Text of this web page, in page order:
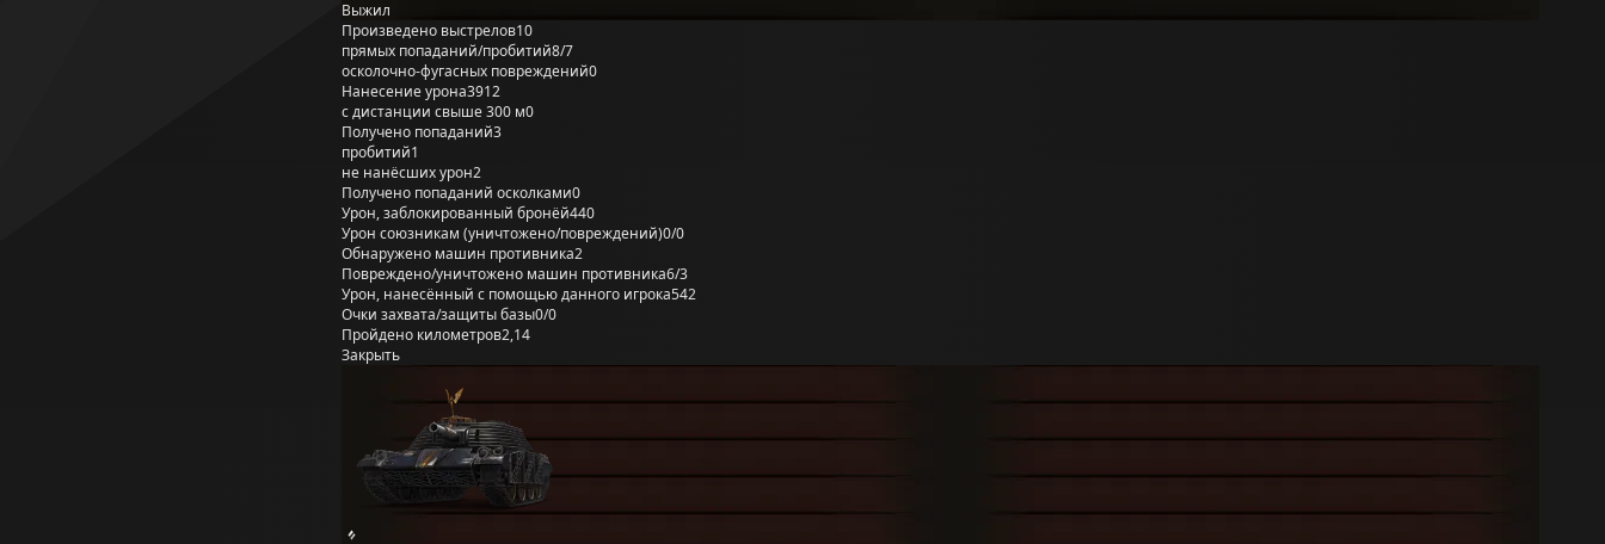
Выжил
Произведено выстрелов10
прямых попаданий/пробитий8/7
осколочно-фугасных повреждений0
Нанесение урона3912
с дистанции свыше 300 м0
Получено попаданий3
пробитий1
не нанёсших урон2
Получено попаданий осколками0
Урон, заблокированный бронёй440
Урон союзникам (уничтожено/повреждений)0/0
Обнаружено машин противника2
Повреждено/уничтожено машин противника6/3
Урон, нанесённый с помощью данного игрока542
Очки захвата/защиты базы0/0
Пройдено километров2,14
Закрыть